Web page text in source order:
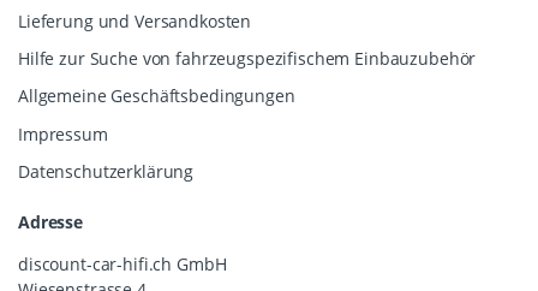
Lieferung und Versandkosten
Hilfe zur Suche von fahrzeugspezifischem Einbauzubehör
Allgemeine Geschäftsbedingungen
Impressum
Datenschutzerklärung
Adresse
discount-car-hifi.ch GmbH